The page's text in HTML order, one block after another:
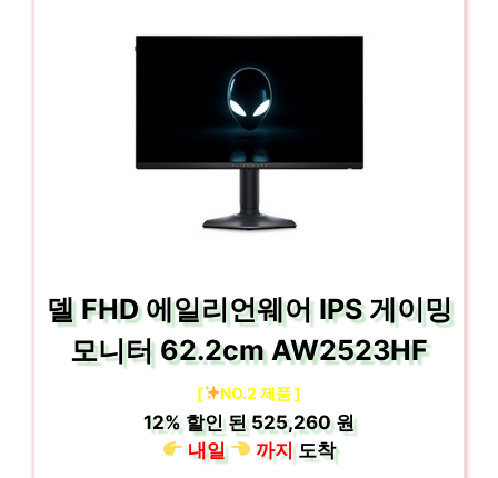
델 FHD 에일리언웨어 IPS 게이밍
모니터 62.2cm AW2523HF
[ NO.2 제품 ]
12% 할인 된525,260 원
내일
까지도착